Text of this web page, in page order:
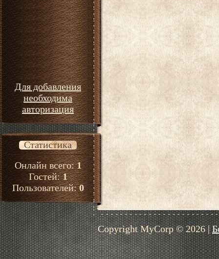
Для добавления
необходима
авторизация
Статистика
Онлайн всего:1
Гостей:1
Пользователей:0
Copyright MyCorp © 2026|